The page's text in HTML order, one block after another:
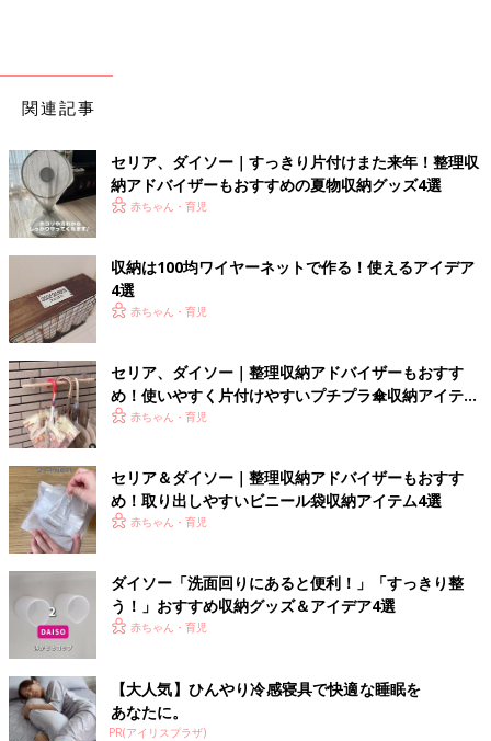
関連記事
セリア、ダイソー｜すっきり片付けまた来年！整理収
納アドバイザーもおすすめの夏物収納グッズ4選
赤ちゃん・育児
収納は100均ワイヤーネットで作る！使えるアイデア
4選
赤ちゃん・育児
セリア、ダイソー｜整理収納アドバイザーもおすす
め！使いやすく片付けやすいプチプラ傘収納アイテム
4選赤ちゃん・育児
セリア＆ダイソー｜整理収納アドバイザーもおすす
め！取り出しやすいビニール袋収納アイテム4選
赤ちゃん・育児
ダイソー「洗面回りにあると便利！」「すっきり整
う！」おすすめ収納グッズ＆アイデア4選
赤ちゃん・育児
【大人気】ひんやり冷感寝具で快適な睡眠を
あなたに。
PR(アイリスプラザ)